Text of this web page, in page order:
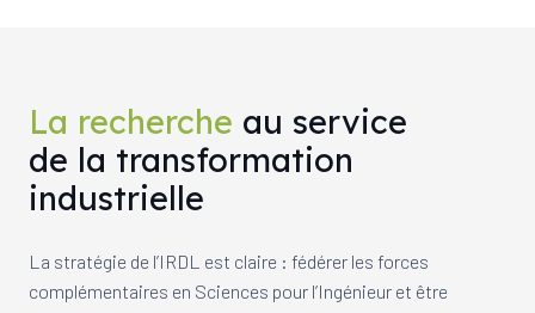
La recherche au service
de la transformation
industrielle
La stratégie de l’IRDL est claire : fédérer les forces
complémentaires en Sciences pour l’Ingénieur et être